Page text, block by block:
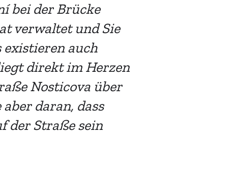
bei der Brücke
verwaltet und Sie
existieren auch
direkt im Herzen
Nosticova über
daran, dass
der Straße sein